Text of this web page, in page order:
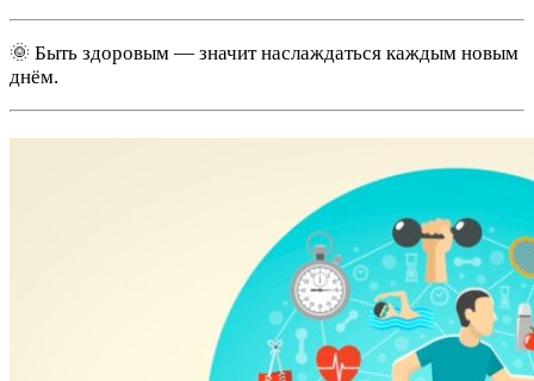
🌞 Быть здоровым — значит наслаждаться каждым новым
днём.